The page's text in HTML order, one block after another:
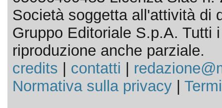
Società soggetta all'attività di
Gruppo Editoriale S.p.A. Tutti
riproduzione anche parziale.
credits
contatti
Normativa sulla privacy|